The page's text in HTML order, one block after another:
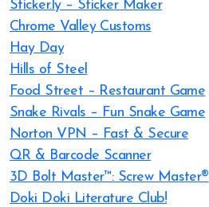
Sticker.ly – Sticker Maker
Chrome Valley Customs
Hay Day
Hills of Steel
Food Street – Restaurant Game
Snake Rivals – Fun Snake Game
Norton VPN – Fast & Secure
QR & Barcode Scanner
3D Bolt Master™: Screw Master®
Doki Doki Literature Club!